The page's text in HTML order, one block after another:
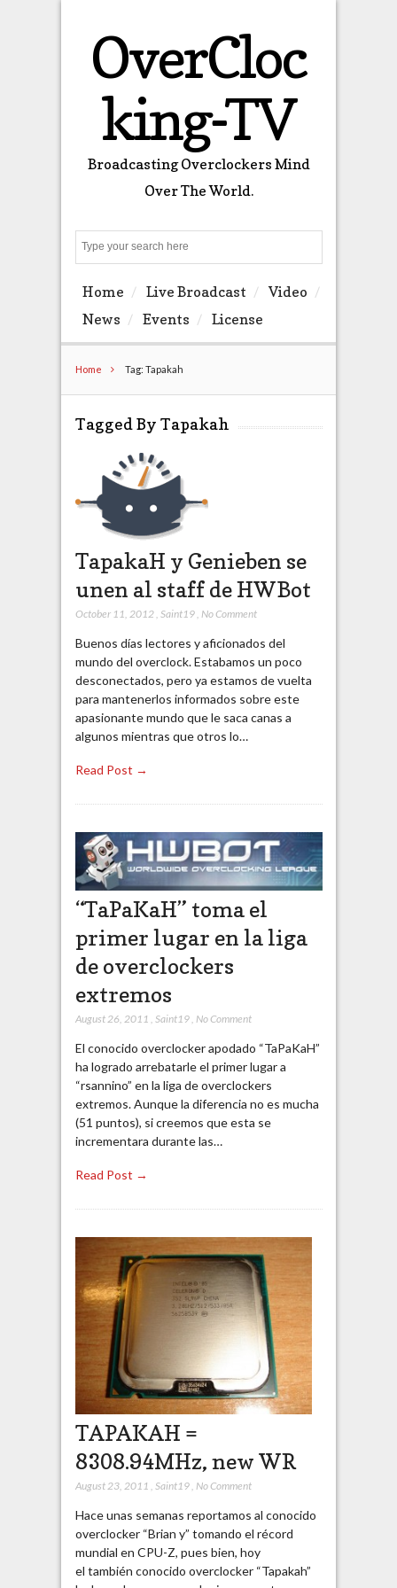
OverCloc
king-TV
Broadcasting Overclockers Mind
Over The World.
Home Live Broadcast
Video
News
Events License
Home Tag: Tapakah
Tagged By Tapakah
TapakaH y Genieben se
unen al staff de HWBot
October 11, 2012, Saint19, No Comment
Buenos días lectores y aficionados del
mundo del overclock. Estabamos un poco
desconectados, pero ya estamos de vuelta
para mantenerlos informados sobre este
apasionante mundo que le saca canas a
algunos mientras que otros lo…
Read Post →
“TaPaKaH” toma el
primer lugar en la liga
de overclockers
extremos
August 26, 2011 Saint19, No Comment
El conocido overclocker apodado “TaPaKaH”
ha logrado arrebatarle el primer lugar a
“rsannino” en la liga de overclockers
extremos. Aunque la diferencia no es mucha
(51 puntos), si creemos que esta se
incrementara durante las…
Read Post →
TAPAKAH =
8308.94MHz, new WR
August 23, 2011 Saint19, No Comment
Hace unas semanas reportamos al conocido
overclocker “Brian y” tomando el récord
mundial en CPU-Z, pues bien, hoy
el también conocido overclocker “Tapakah”